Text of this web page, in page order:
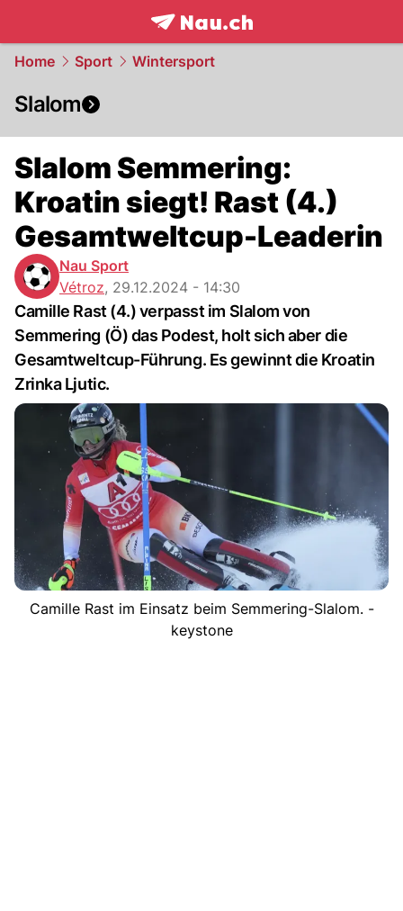
frontpage.NAU.ch
Home Sport Wintersport
Slalom
Slalom Semmering:
Kroatin siegt! Rast (4.)
Gesamtweltcup-Leaderin
Nau Sport
Vétroz, 29.12.2024 - 14:30
Camille Rast (4.) verpasst im Slalom von
Semmering (Ö) das Podest, holt sich aber die
Gesamtweltcup-Führung. Es gewinnt die Kroatin
Zrinka Ljutic.
Camille Rast im Einsatz beim Semmering-Slalom. -
keystone